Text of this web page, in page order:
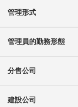
管理形式
管理員的勤務形態
分售公司
建設公司